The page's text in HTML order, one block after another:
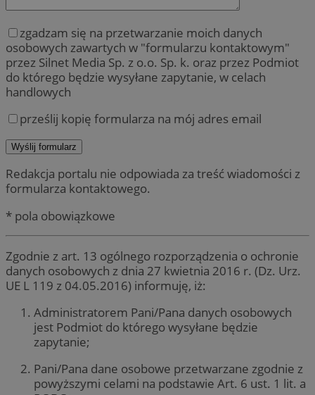
zgadzam się na przetwarzanie moich danych
osobowych zawartych w "formularzu kontaktowym"
przez Silnet Media Sp. z o.o. Sp. k. oraz przez Podmiot
do którego będzie wysyłane zapytanie, w celach
handlowych
prześlij kopię formularza na mój adres email
Redakcja portalu nie odpowiada za treść wiadomości z
formularza kontaktowego.
* pola obowiązkowe
Zgodnie z art. 13 ogólnego rozporządzenia o ochronie
danych osobowych z dnia 27 kwietnia 2016 r. (Dz. Urz.
UE L 119 z 04.05.2016) informuję, iż:
Administratorem Pani/Pana danych osobowych
jest Podmiot do którego wysyłane będzie
zapytanie;
Pani/Pana dane osobowe przetwarzane zgodnie z
powyższymi celami na podstawie Art. 6 ust. 1 lit. a